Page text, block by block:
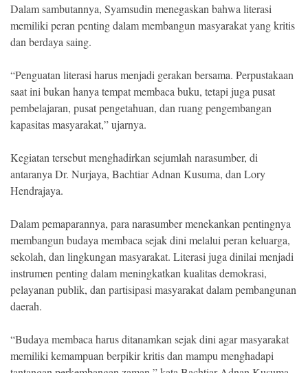
Dalam sambutannya, Syamsudin menegaskan bahwa literasi
memiliki peran penting dalam membangun masyarakat yang kritis
dan berdaya saing.
“Penguatan literasi harus menjadi gerakan bersama. Perpustakaan
saat ini bukan hanya tempat membaca buku, tetapi juga pusat
pembelajaran, pusat pengetahuan, dan ruang pengembangan
kapasitas masyarakat,” ujarnya.
Kegiatan tersebut menghadirkan sejumlah narasumber, di
antaranya Dr. Nurjaya, Bachtiar Adnan Kusuma, dan Lory
Hendrajaya.
Dalam pemaparannya, para narasumber menekankan pentingnya
membangun budaya membaca sejak dini melalui peran keluarga,
sekolah, dan lingkungan masyarakat. Literasi juga dinilai menjadi
instrumen penting dalam meningkatkan kualitas demokrasi,
pelayanan publik, dan partisipasi masyarakat dalam pembangunan
daerah.
“Budaya membaca harus ditanamkan sejak dini agar masyarakat
memiliki kemampuan berpikir kritis dan mampu menghadapi